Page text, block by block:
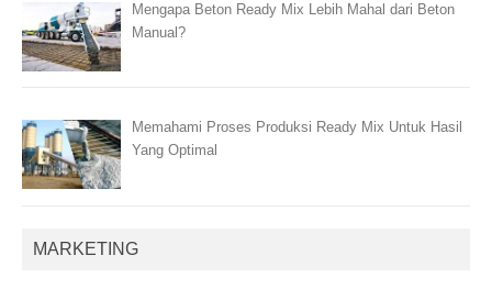
Mengapa Beton Ready Mix Lebih Mahal dari Beton
Manual?
Memahami Proses Produksi Ready Mix Untuk Hasil
Yang Optimal
MARKETING